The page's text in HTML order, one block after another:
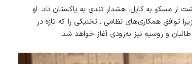
مسکو به کابل، هشدار تندی به پاکستان داد. او
توافق همکاری‌های نظامی ـ تخنیکی را که تازه در
و روسیه نیز به‌زودی آغاز خواهد شد.